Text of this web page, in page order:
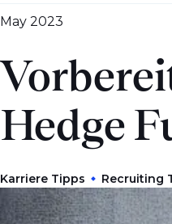
May 2023
Hedge
Karriere Tipps Recruiting